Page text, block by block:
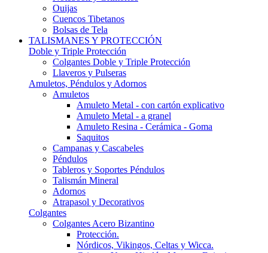
Ouijas
Cuencos Tibetanos
Bolsas de Tela
TALISMANES Y PROTECCIÓN
Doble y Triple Protección
Colgantes Doble y Triple Protección
Llaveros y Pulseras
Amuletos, Péndulos y Adornos
Amuletos
Amuleto Metal - con cartón explicativo
Amuleto Metal - a granel
Amuleto Resina - Cerámica - Goma
Saquitos
Campanas y Cascabeles
Péndulos
Tableros y Soportes Péndulos
Talismán Mineral
Adornos
Atrapasol y Decorativos
Colgantes
Colgantes Acero Bizantino
Protección.
Nórdicos, Vikingos, Celtas y Wicca.